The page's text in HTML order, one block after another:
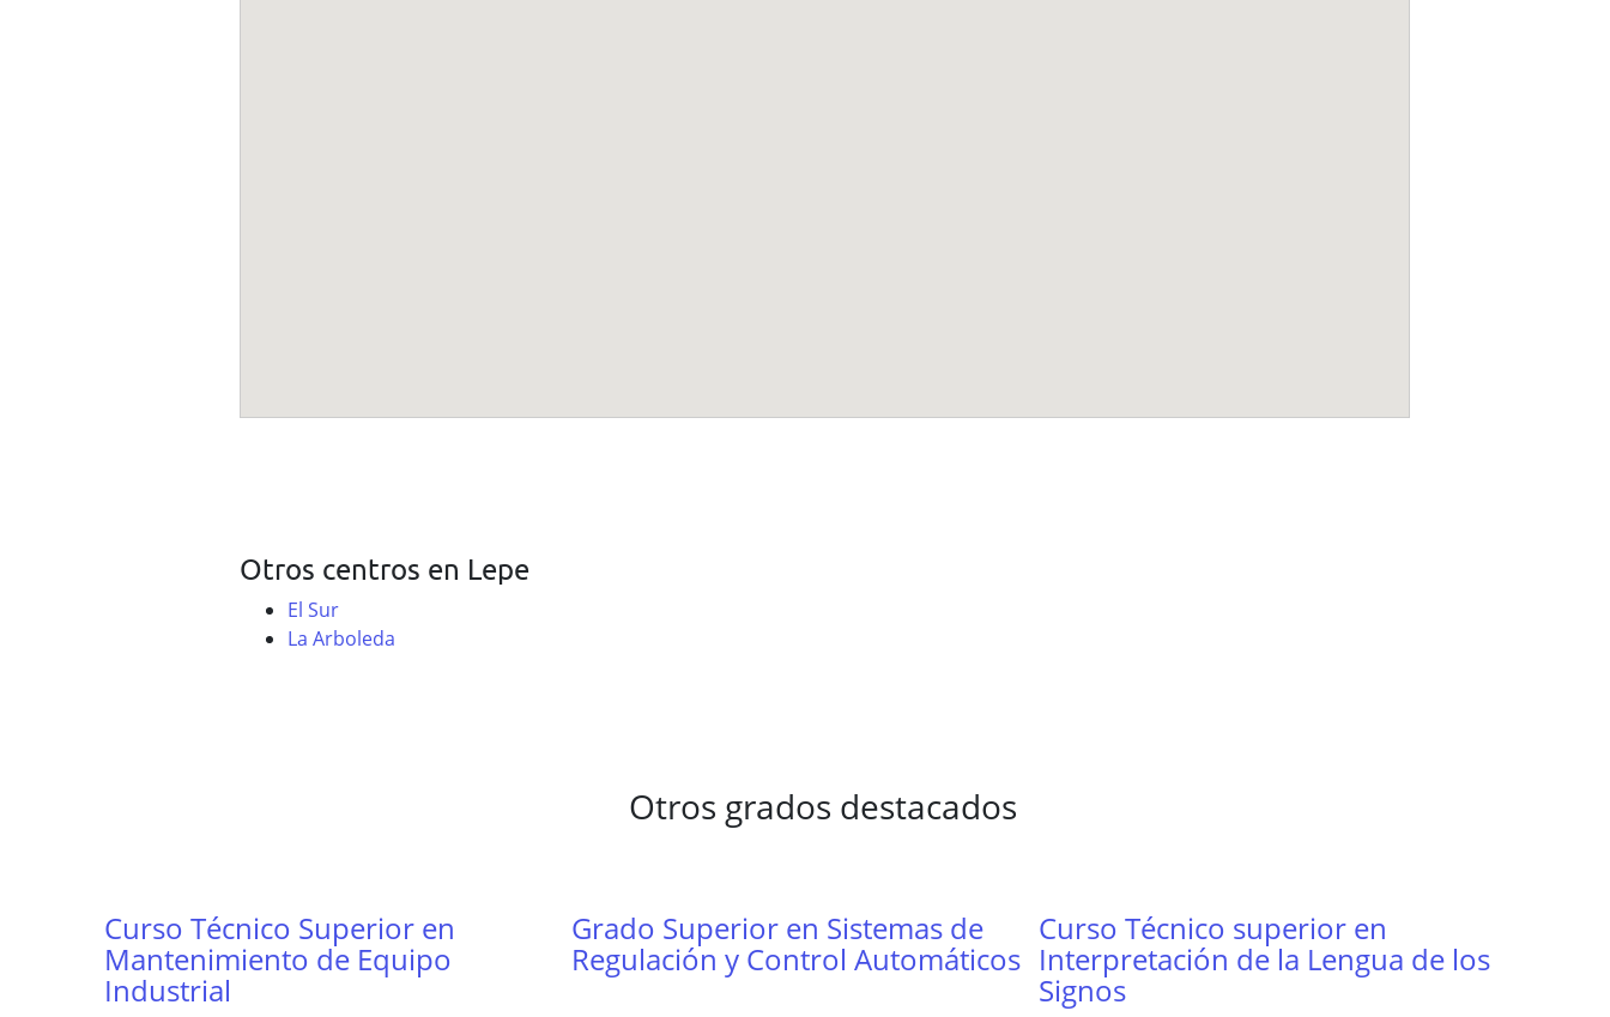
Otros centros en Lepe
El Sur
La Arboleda
Otros grados destacados
Curso Técnico Superior en
Mantenimiento de Equipo
Industrial
Grado Superior en Sistemas de
Regulación y Control Automáticos
Curso Técnico superior en
Interpretación de la Lengua de los
Signos